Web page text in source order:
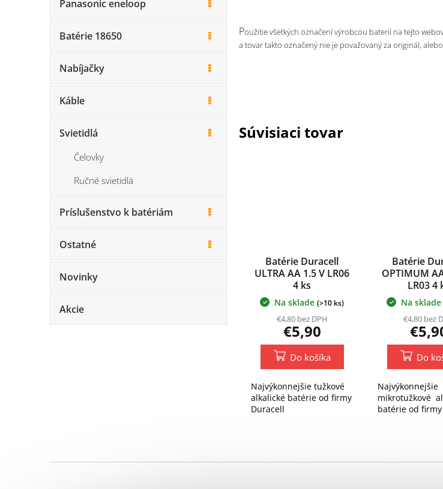
Panasonic eneloop
Batérie 18650
Nabíjačky
Káble
Svietidlá
Čelovky
Ručné svietidlá
Príslušenstvo k batériám
Ostatné
Novinky
Akcie
Súvisiaci tovar
Batérie Duracell
ULTRA AA 1.5 V LR06
4 ks
Na sklade (>10 ks)
€4,80 bez DPH
€5,90
Do košíka
Najvýkonnejšie tužkové
alkalické batérie od firmy
Duracell
Batérie
OPTIMUM
LR03 4
Na sklade
€4,80 bez
Do
Najvýkonnejšie
mikrotužkové
batérie od
Použitie všetkých označení výrobcou baterií na tejto
a tovar takto označený nie je považovaný za originál,